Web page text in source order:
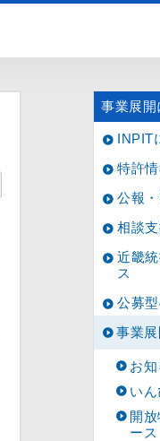
事業展開
INPIT
特許
公報
相談
近畿
ス
公募
事業
お
い
開
ース